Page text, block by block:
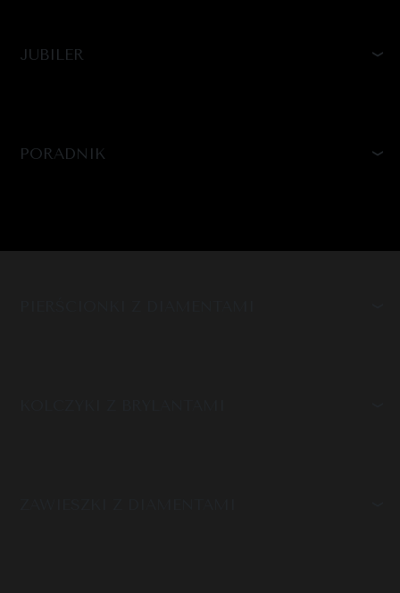
JUBILER
PORADNIK